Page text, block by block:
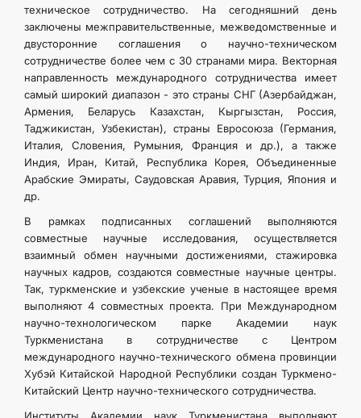
техническое сотрудничество. На сегодняшний день
заключены межправительственные, межведомственные и
двусторонние соглашения о научно-техническом
сотрудничестве более чем с 30 странами мира. Векторная
направленность международного сотрудничества имеет
самый широкий диапазон - это страны СНГ (Азербайджан,
Армения, Беларусь Казахстан, Кыргызстан, Россия,
Таджикистан, Узбекистан), страны Евросоюза (Германия,
Италия, Словения, Румыния, Франция и др.), а также
Индия, Иран, Китай, Республика Корея, Объединенные
Арабские Эмираты, Саудовская Аравия, Турция, Япония и
др.
В рамках подписанных соглашений выполняются
совместные научные исследования, осуществляется
взаимный обмен научными достижениями, стажировка
научных кадров, создаются совместные научные центры.
Так, туркменские и узбекские ученые в настоящее время
выполняют 4 совместных проекта. При Международном
научно-технологическом парке Академии наук
Туркменистана в сотрудничестве с Центром
международного научно-технического обмена провинции
Хубэй Китайской Народной Республики создан Туркмено-
Китайский Центр научно-технического сотрудничества.